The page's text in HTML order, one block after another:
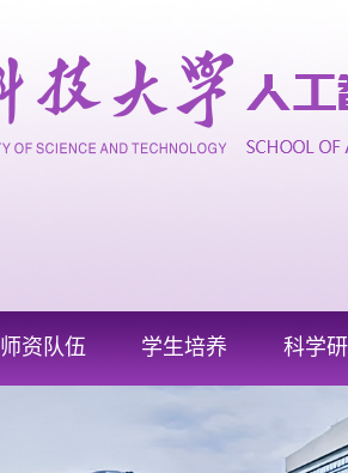
师资队伍 学生培养 科学